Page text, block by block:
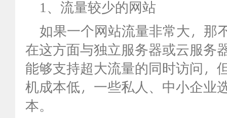
1、流量较少的网站
如果一个网站流量非常大，那
在这方面与独立服务器或云服务
能够支持超大流量的同时访问，
机成本低，一些私人、中小企业
本。